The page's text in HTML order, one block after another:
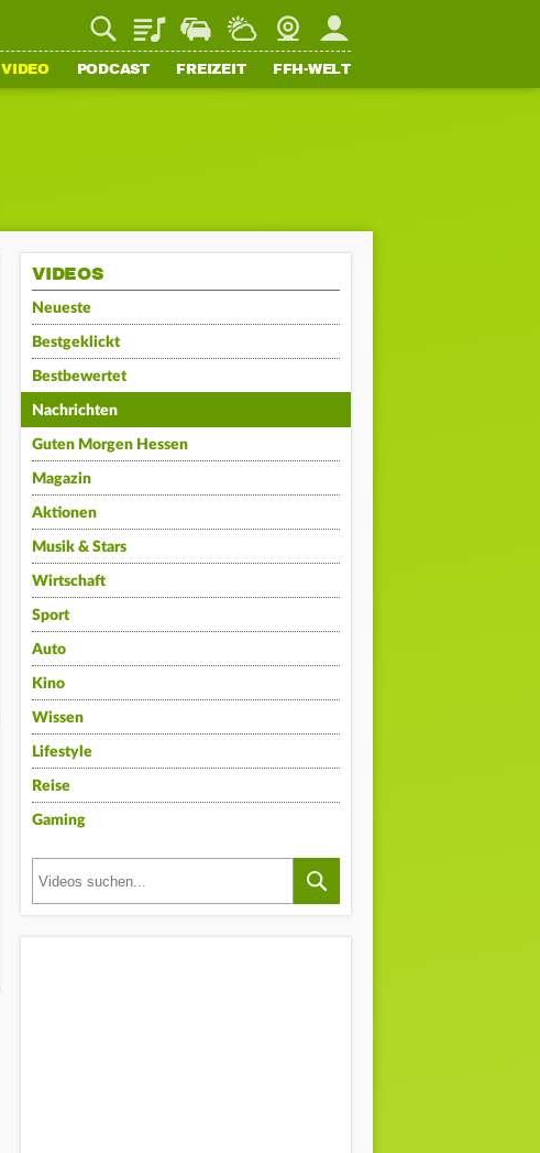
PlaylistStaupilotWetterWebcamMein FFH
VIDEO PODCAST FREIZEIT FFH-WELT
VIDEOS
Neueste
Bestgeklickt
Bestbewertet
Nachrichten
Guten Morgen Hessen
Magazin
Aktionen
Musik & Stars
Wirtschaft
Sport
Auto
Kino
Wissen
Lifestyle
Reise
Gaming